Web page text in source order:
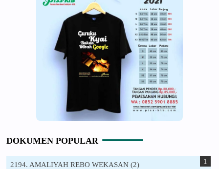
DOKUMEN POPULAR
2194. AMALIYAH REBO WEKASAN (2)